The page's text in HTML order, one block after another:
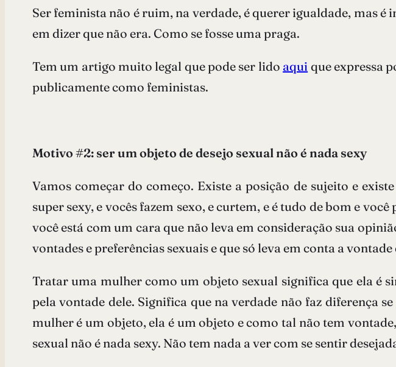
Ser feminista não é ruim, na verdade, é querer igualdade, mas
em dizer que não era. Como se fosse uma praga.
Tem um artigo muito legal que pode ser lido aqui que expressa
publicamente como feministas.
Motivo #2: ser um objeto de desejo sexual não é nada sexy
Vamos começar do começo. Existe a posição de sujeito e
super sexy, e vocês fazem sexo, e curtem, e é tudo de bom e
você está com um cara que não leva em consideração sua
vontades e preferências sexuais e que só leva em conta a
Tratar uma mulher como um objeto sexual significa que ela é
pela vontade dele. Significa que na verdade não faz diferença
mulher é um objeto, ela é um objeto e como tal não tem
sexual não é nada sexy. Não tem nada a ver com se sentir